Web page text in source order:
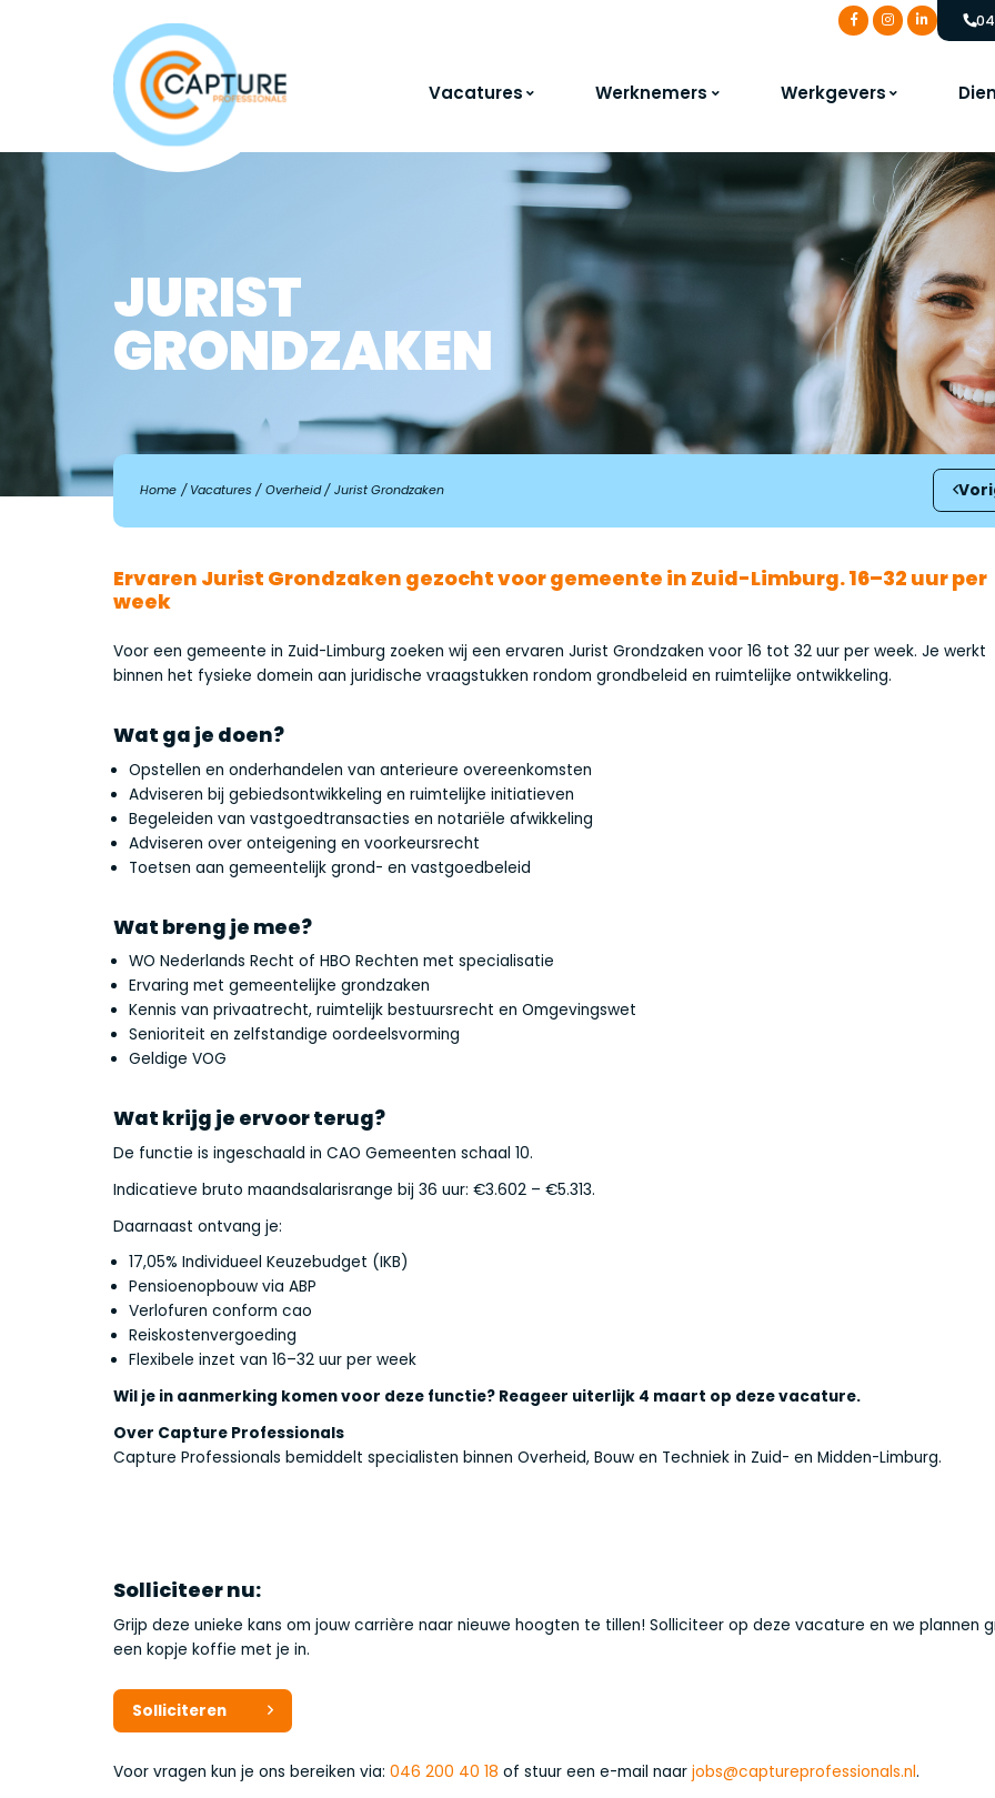
Vacatures Werknemers Werkgevers
JURIST
GRONDZAKEN
Home Vacatures Overheid Jurist Grondzaken
Ervaren Jurist Grondzaken gezocht voor gemeente in Zuid-Limburg. 16–32 uur per
week
Voor een gemeente in Zuid-Limburg zoeken wij een ervaren Jurist Grondzaken voor 16 tot 32 uur per week. Je werkt
binnen het fysieke domein aan juridische vraagstukken rondom grondbeleid en ruimtelijke ontwikkeling.
Wat ga je doen?
Opstellen en onderhandelen van anterieure overeenkomsten
Adviseren bij gebiedsontwikkeling en ruimtelijke initiatieven
Begeleiden van vastgoedtransacties en notariële afwikkeling
Adviseren over onteigening en voorkeursrecht
Toetsen aan gemeentelijk grond- en vastgoedbeleid
Wat breng je mee?
WO Nederlands Recht of HBO Rechten met specialisatie
Ervaring met gemeentelijke grondzaken
Kennis van privaatrecht, ruimtelijk bestuursrecht en Omgevingswet
Senioriteit en zelfstandige oordeelsvorming
Geldige VOG
Wat krijg je ervoor terug?
De functie is ingeschaald in CAO Gemeenten schaal 10.
Indicatieve bruto maandsalarisrange bij 36 uur: €3.602 – €5.313.
Daarnaast ontvang je:
17,05% Individueel Keuzebudget (IKB)
Pensioenopbouw via ABP
Verlofuren conform cao
Reiskostenvergoeding
Flexibele inzet van 16–32 uur per week
Wil je in aanmerking komen voor deze functie? Reageer uiterlijk 4 maart op deze vacature.
Over Capture Professionals
Capture Professionals bemiddelt specialisten binnen Overheid, Bouw en Techniek in Zuid- en Midden-Limburg.
Solliciteer nu:
Grijp deze unieke kans om jouw carrière naar nieuwe hoogten te tillen! Solliciteer op deze vacature en we plannen
een kopje koffie met je in.
Solliciteren
Voor vragen kun je ons bereiken via: 046 200 40 18 of stuur een e-mail naar jobs@captureprofessionals.nl.